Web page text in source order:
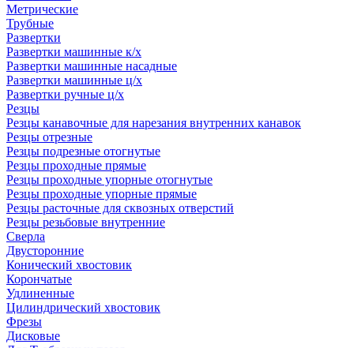
Метрические
Трубные
Развертки
Развертки машинные к/х
Развертки машинные насадные
Развертки машинные ц/х
Развертки ручные ц/х
Резцы
Резцы канавочные для нарезания внутренних канавок
Резцы отрезные
Резцы подрезные отогнутые
Резцы проходные прямые
Резцы проходные упорные отогнутые
Резцы проходные упорные прямые
Резцы расточные для сквозных отверстий
Резцы резьбовые внутренние
Сверла
Двусторонние
Конический хвостовик
Корончатые
Удлиненные
Цилиндрический хвостовик
Фрезы
Дисковые